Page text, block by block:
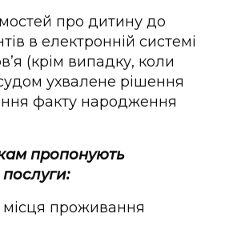
про дитину до
в електронній системі
(крім випадку, коли
ухвалене рішення
факту народження
пропонують
проживання